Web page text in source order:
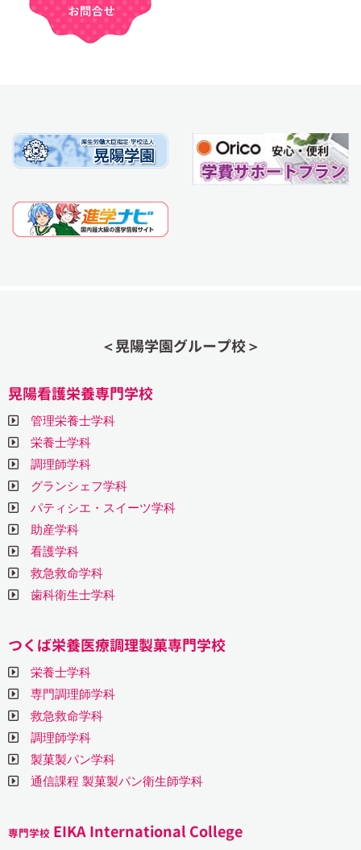
＜晃陽学園グループ校＞
晃陽看護栄養専門学校
管理栄養士学科
栄養士学科
調理師学科
グランシェフ学科
パティシエ・スイーツ学科
助産学科
看護学科
救急救命学科
歯科衛生士学科
つくば栄養医療調理製菓専門学校
栄養士学科
専門調理師学科
救急救命学科
調理師学科
製菓製パン学科
通信課程 製菓製パン衛生師学科
専門学校 EIKA International College